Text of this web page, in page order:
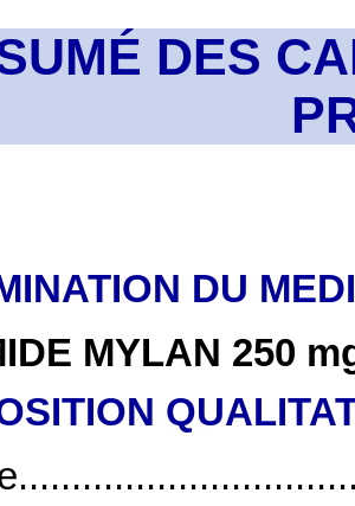
DES
DU
MYLAN 250